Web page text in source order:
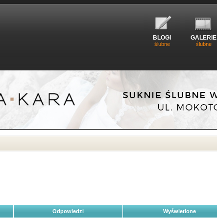
BLOGI
ślubne
GALERIE
ślubne
Odpowiedzi Wyświetlone